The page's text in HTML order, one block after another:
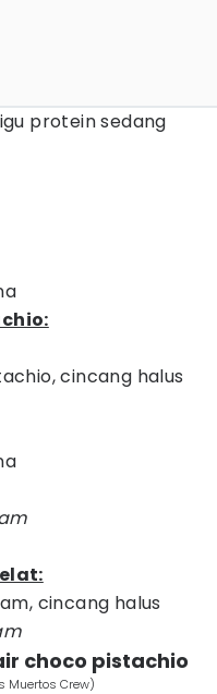
protein sedang
cincang halus
cincang halus
choco pistachio
Muertos Crew)